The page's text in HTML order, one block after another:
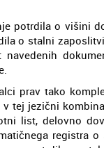
potrdila o višini
o stalni
prav tako
tej jezični
list, delovno
registra